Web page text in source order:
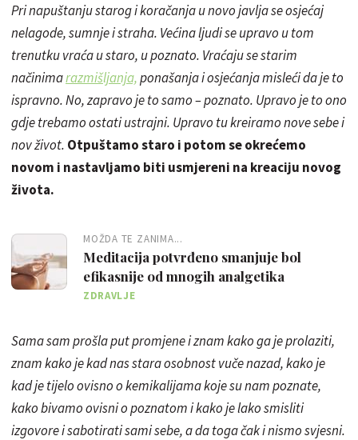
Pri napuštanju starog i koračanja u novo javlja se osjećaj
nelagode, sumnje i straha. Većina ljudi se upravo u tom
trenutku vraća u staro, u poznato. Vraćaju se starim
načinimarazmišljanja,ponašanja i osjećanja misleći da je to
ispravno. No, zapravo je to samo – poznato. Upravo je to ono
gdje trebamo ostati ustrajni. Upravo tu kreiramo nove sebe i
nov život. Otpuštamo staro i potom se okrećemo
novom i nastavljamo biti usmjereni na kreaciju novog
života.
MOŽDA TE ZANIMA...
Meditacija potvrđeno smanjuje bol
efikasnije od mnogih analgetika
ZDRAVLJE
Sama sam prošla put promjene i znam kako ga je prolaziti,
znam kako je kad nas stara osobnost vuče nazad, kako je
kad je tijelo ovisno o kemikalijama koje su nam poznate,
kako bivamo ovisni o poznatom i kako je lako smisliti
izgovore i sabotirati sami sebe, a da toga čak i nismo svjesni.